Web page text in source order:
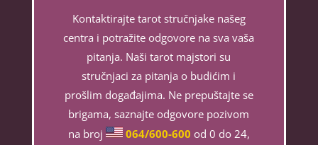
Kontaktirajte tarot stručnjake našeg
centra i potražite odgovore na sva vaša
pitanja. Naši tarot majstori su
stručnjaci za pitanja o budićim i
prošlim događajima. Ne prepuštajte se
brigama, saznajte odgovore pozivom
na broj
064/600-600 od 0 do 24,